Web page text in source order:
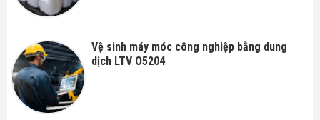
Vệ sinh máy móc công nghiệp bằng dung
dịch LTV O5204